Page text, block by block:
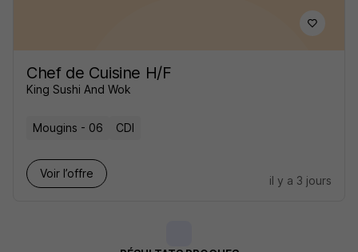
Chef de Cuisine H/F
King Sushi And Wok
Mougins - 06 CDI
Voir l’offre
il y a 3 jours